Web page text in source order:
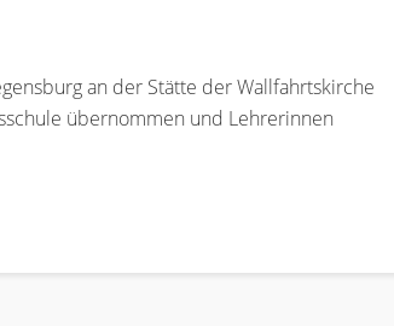
an der Stätte der Wallfahrtskirche
übernommen und Lehrerinnen